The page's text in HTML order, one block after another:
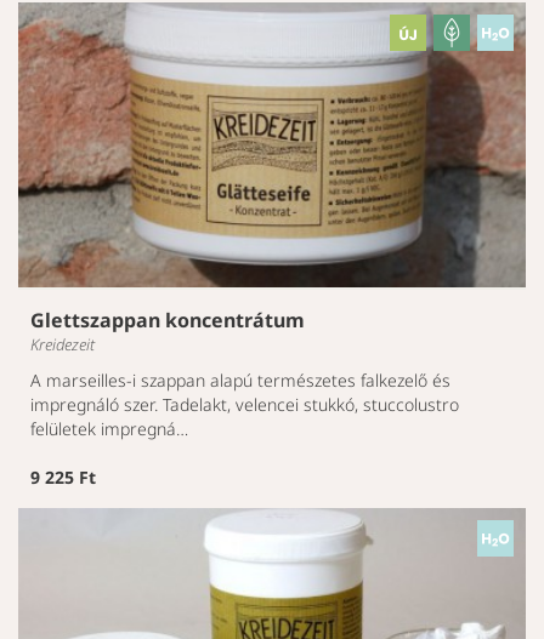
Glettszappan koncentrátum
Kreidezeit
A marseilles-i szappan alapú természetes falkezelő és
impregnáló szer. Tadelakt, velencei stukkó, stuccolustro
felületek impregná…
9 225 Ft